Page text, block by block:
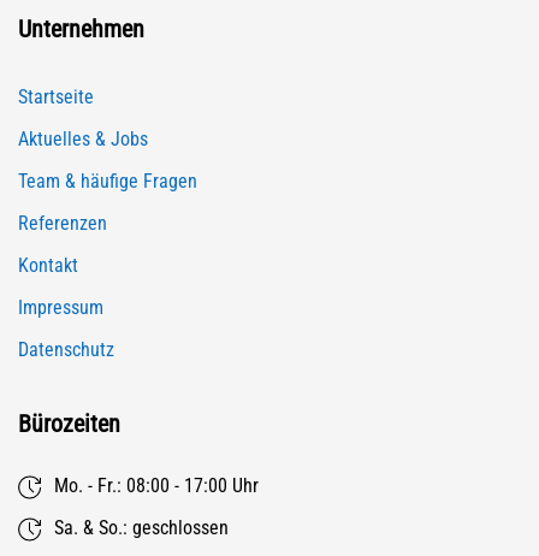
Unternehmen
Startseite
Aktuelles & Jobs
Team & häufige Fragen
Referenzen
Kontakt
Impressum
Datenschutz
Bürozeiten
Mo. - Fr.: 08:00 - 17:00 Uhr
Sa. & So.: geschlossen